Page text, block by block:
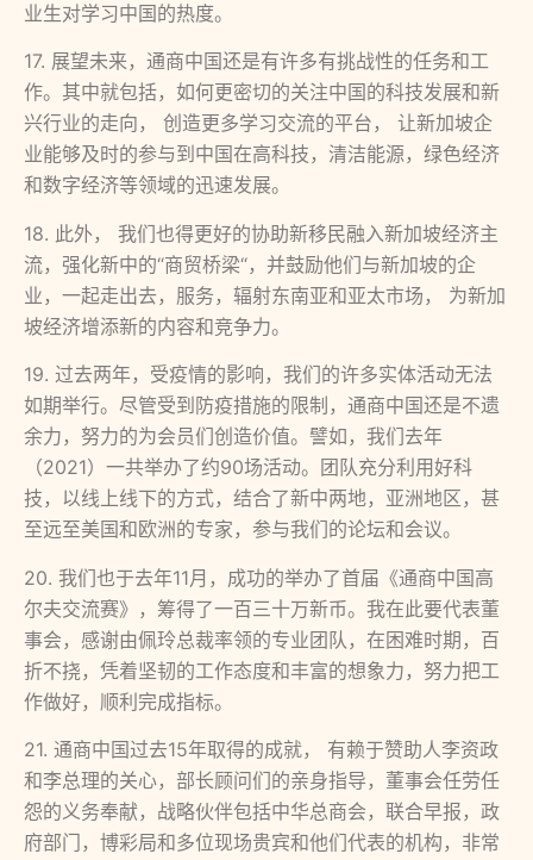
业生对学习中国的热度。
17. 展望未来，通商中国还是有许多有挑战性的任务和工
作。其中就包括，如何更密切的关注中国的科技发展和新
兴行业的走向， 创造更多学习交流的平台， 让新加坡企
业能够及时的参与到中国在高科技，清洁能源，绿色经济
和数字经济等领域的迅速发展。
18. 此外， 我们也得更好的协助新移民融入新加坡经济主
流，强化新中的“商贸桥梁“，并鼓励他们与新加坡的企
业，一起走出去，服务，辐射东南亚和亚太市场， 为新加
坡经济增添新的内容和竞争力。
19. 过去两年，受疫情的影响，我们的许多实体活动无法
如期举行。尽管受到防疫措施的限制，通商中国还是不遗
余力，努力的为会员们创造价值。譬如，我们去年
（2021）一共举办了约90场活动。团队充分利用好科
技，以线上线下的方式，结合了新中两地，亚洲地区，甚
至远至美国和欧洲的专家，参与我们的论坛和会议。
20. 我们也于去年11月，成功的举办了首届《通商中国高
尔夫交流赛》，筹得了一百三十万新币。我在此要代表董
事会，感谢由佩玲总裁率领的专业团队，在困难时期，百
折不挠，凭着坚韧的工作态度和丰富的想象力，努力把工
作做好，顺利完成指标。
21. 通商中国过去15年取得的成就， 有赖于赞助人李资政
和李总理的关心，部长顾问们的亲身指导，董事会任劳任
怨的义务奉献，战略伙伴包括中华总商会，联合早报，政
府部门，博彩局和多位现场贵宾和他们代表的机构，非常